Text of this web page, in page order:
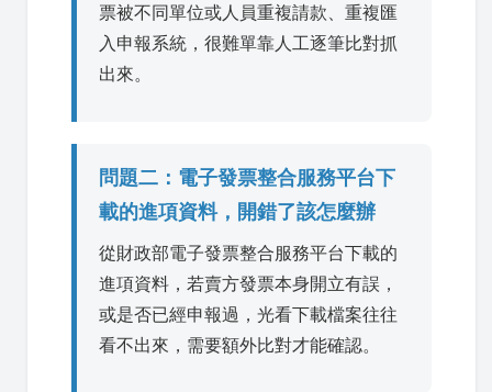
票被不同單位或人員重複請款、重複匯
入申報系統，很難單靠人工逐筆比對抓
出來。
問題二：電子發票整合服務平台下
載的進項資料，開錯了該怎麼辦
從財政部電子發票整合服務平台下載的
進項資料，若賣方發票本身開立有誤，
或是否已經申報過，光看下載檔案往往
看不出來，需要額外比對才能確認。